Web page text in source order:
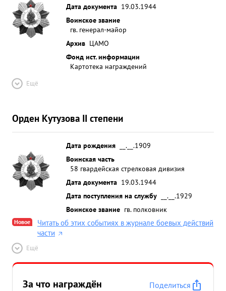
Дата документа 19.03.1944
Воинское звание
гв. генерал-майор
Архив ЦАМО
Фонд ист. информации
Картотека награждений
Ещё
Орден Кутузова II степени
Дата рождения
__.__.1909
Воинская часть
58 гвардейская стрелковая дивизия
Дата документа 19.03.1944
Дата поступления на службу
__.__.1929
Воинское звание гв. полковник
Новое
Читать об этих событиях в журнале боевых действий
части
Ещё
За что награждён
Поделиться